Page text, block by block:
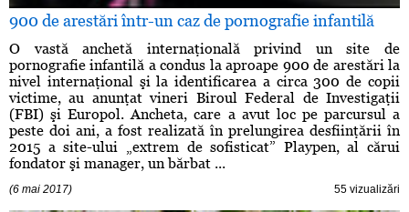
900 de arestări într-un caz de pornografie infantilă
O vastă anchetă internaţională privind un site de
pornografie infantilă a condus la aproape 900 de arestări la
nivel internaţional şi la identificarea a circa 300 de copii
victime, au anunţat vineri Biroul Federal de Investigaţii
(FBI) şi Europol. Ancheta, care a avut loc pe parcursul a
peste doi ani, a fost realizată în prelungirea desfiinţării în
2015 a site-ului „extrem de sofisticat” Playpen, al cărui
fondator şi manager, un bărbat ...
(6 mai 2017) 55 vizualizări